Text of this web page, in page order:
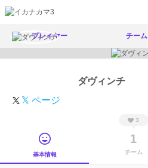
プレイヤー チーム
ダヴィンチ
𝕏 ページ
基本情報
3
1
チーム